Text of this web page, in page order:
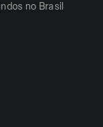
no Brasil